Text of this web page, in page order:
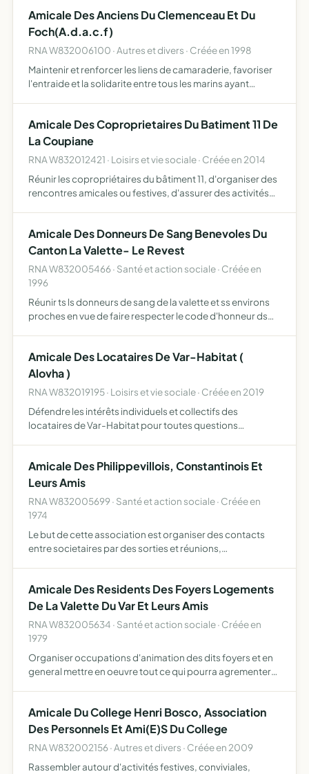
Amicale Des Anciens Du Clemenceau Et Du
Foch(A.d.a.c.f)
RNA W832006100 · Autres et divers · Créée en 1998
Maintenir et renforcer les liens de camaraderie, favoriser
l'entraide et la solidarite entre tous les marins ayant
Amicale Des Coproprietaires Du Batiment 11 De
La Coupiane
RNA W832012421 · Loisirs et vie sociale · Créée en 2014
Réunir les copropriétaires du bâtiment 11, d'organiser des
rencontres amicales ou festives, d'assurer des activités
Amicale Des Donneurs De Sang Benevoles Du
Canton La Valette- Le Revest
RNA W832005466 · Santé et action sociale · Créée en
1996
Réunir ts ls donneurs de sang de la valette et ss environs
proches en vue de faire respecter le code d'honneur ds
Amicale Des Locataires De Var-Habitat (
Alovha )
RNA W832019195 · Loisirs et vie sociale · Créée en 2019
Défendre les intérêts individuels et collectifs des
locataires de Var-Habitat pour toutes questions
ent…
Amicale Des Philippevillois, Constantinois Et
Leurs Amis
RNA W832005699 · Santé et action sociale · Créée en
1974
Le but de cette association est organiser des contacts
entre societaires par des sorties et réunions,
Amicale Des Residents Des Foyers Logements
De La Valette Du Var Et Leurs Amis
RNA W832005634 · Santé et action sociale · Créée en
1979
Organiser occupations d'animation des dits foyers et en
general mettre en oeuvre tout ce qui pourra agrementer
Amicale Du College Henri Bosco, Association
Des Personnels Et Ami(E)S Du College
RNA W832002156 · Autres et divers · Créée en 2009
Rassembler autour d'activités festives, conviviales,